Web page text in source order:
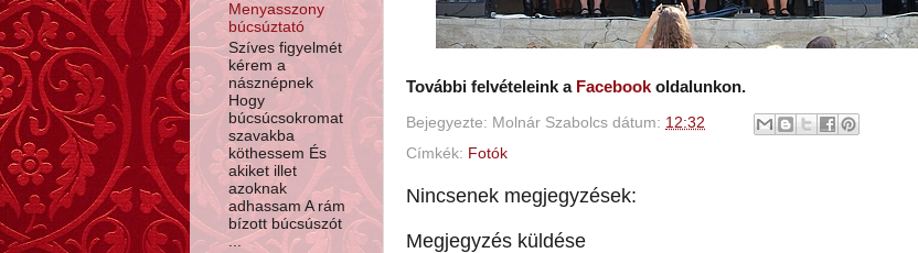
További felvételeink a Facebookoldalunkon.
Bejegyezte: Molnár Szabolcs dátum: 12:32
Címkék: Fotók
Nincsenek megjegyzések:
Megjegyzés küldése
Menyasszony
búcsúztató
Szíves figyelmét
kérem a
násznépnek
Hogy
búcsúcsokromat
szavakba
köthessem És
akiket illet
azoknak
adhassam A rám
bízott búcsúszót
...